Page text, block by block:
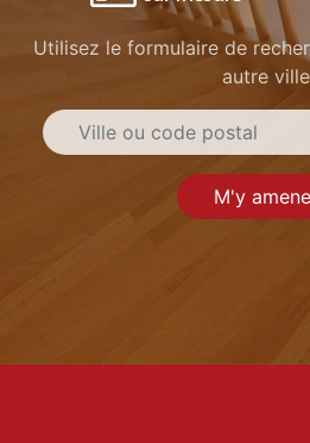
Utilisez le formulaire de
autre ville
M'y